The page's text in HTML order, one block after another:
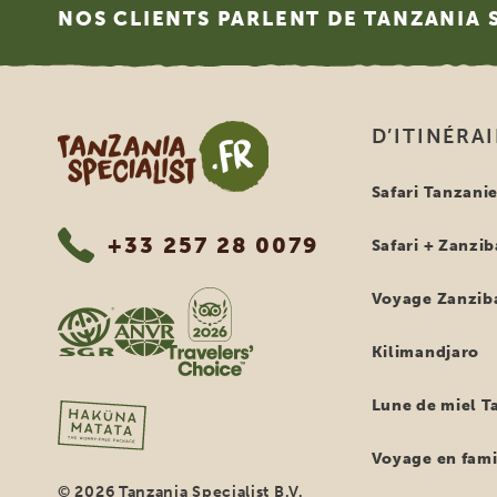
NOS CLIENTS PARLENT DE TANZANIA
Tanzania Specialist
+33 257 28 0079
© 2026 Tanzania Specialist B.V.
Safari Tanzanie
Safari +
Voyage
Kilimandjaro
Lune de miel
Voyage en